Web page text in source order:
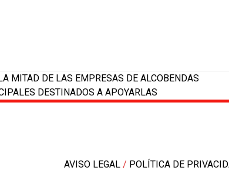
MITAD DE LAS EMPRESAS DE ALCOBENDAS
DESTINADOS A APOYARLAS
AVISO LEGAL / POLÍTICA DE